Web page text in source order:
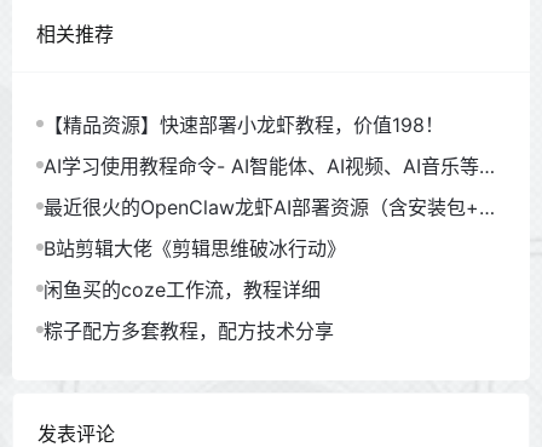
相关推荐
【精品资源】快速部署小龙虾教程，价值198！
AI学习使用教程命令- AI智能体、AI视频、AI音乐等
（930GB）
最近很火的OpenClaw龙虾AI部署资源（含安装包+教
程）
B站剪辑大佬《剪辑思维破冰行动》
闲鱼买的coze工作流，教程详细
粽子配方多套教程，配方技术分享
发表评论